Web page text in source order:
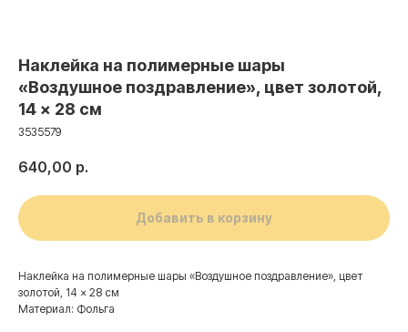
Наклейка на полимерные шары
«Воздушное поздравление», цвет золотой,
14 × 28 см
3535579
640,00 р.
Добавить в корзину
Наклейка на полимерные шары «Воздушное поздравление», цвет
золотой, 14 × 28 см
Материал: ФольгаКонтакты